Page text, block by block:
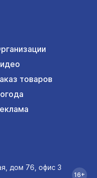
товаров
дом 76, офис 3
16+